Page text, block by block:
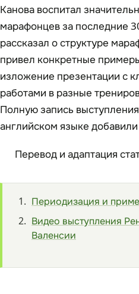
Канова воспитал
марафонцев за последние
рассказал о структуре
привел конкретные
изложение презентации с
работами в разные
Полную запись
английском языке добавили
Перевод и адаптация
Периодизация и
Видео выступления
Валенсии